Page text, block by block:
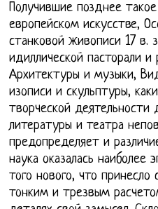
Получившие позднее
европейском искусстве,
станковой живописи 17 в.
идиллической пасторали
Архитектуры и музыки,
изописи и скульптуры,
творческой
литературы и театра
предопределяет и
наука оказалась наиболее
того нового, что
тонким и трезвым